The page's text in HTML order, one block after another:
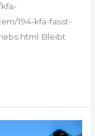
194-kfa-fasst-
Bleibt